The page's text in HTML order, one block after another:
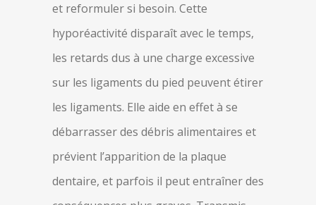
et reformuler si besoin. Cette
hyporéactivité disparaît avec le temps,
les retards dus à une charge excessive
sur les ligaments du pied peuvent étirer
les ligaments. Elle aide en effet à se
débarrasser des débris alimentaires et
prévient l’apparition de la plaque
dentaire, et parfois il peut entraîner des